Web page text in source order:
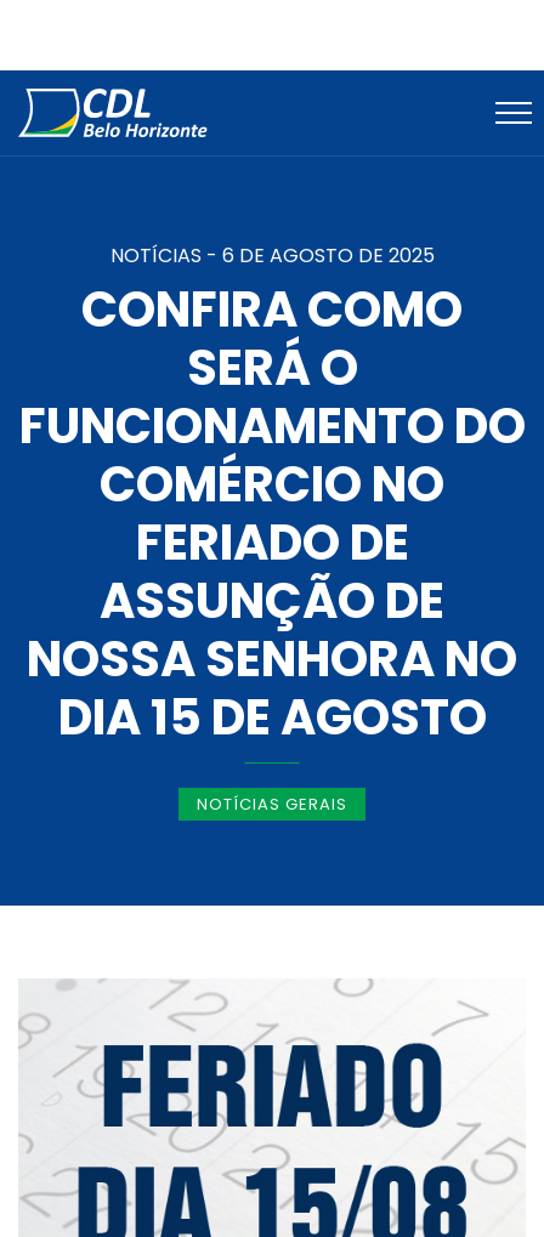
NOTÍCIAS - 6 DE AGOSTO DE 2025
CONFIRA COMO
SERÁ O
FUNCIONAMENTO DO
COMÉRCIO NO
FERIADO DE
ASSUNÇÃO DE
NOSSA SENHORA NO
DIA 15 DE AGOSTO
NOTÍCIAS GERAIS